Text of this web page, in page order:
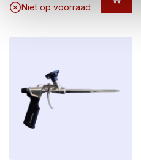
Niet op voorraad